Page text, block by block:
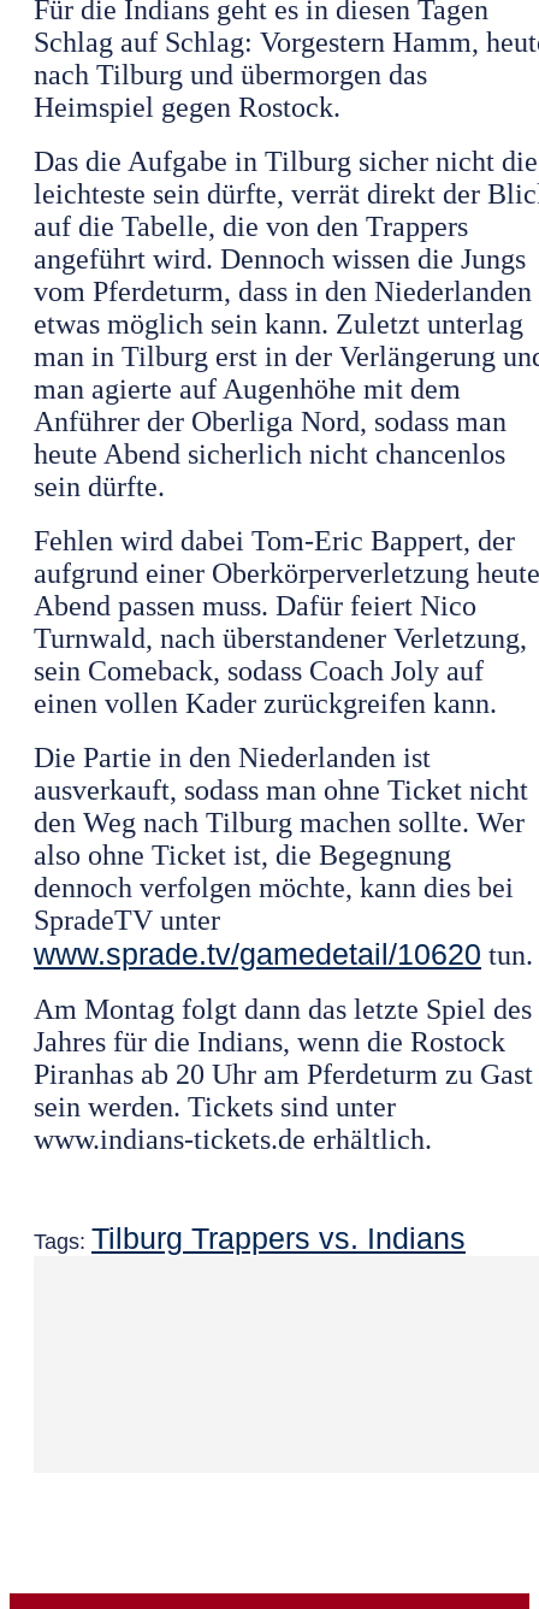
Für die Indians geht es in diesen Tagen
Schlag auf Schlag: Vorgestern Hamm,
nach Tilburg und übermorgen das
Heimspiel gegen Rostock.
Das die Aufgabe in Tilburg sicher nicht die
leichteste sein dürfte, verrät direkt der
auf die Tabelle, die von den Trappers
angeführt wird. Dennoch wissen die Jungs
vom Pferdeturm, dass in den Niederlanden
etwas möglich sein kann. Zuletzt unterlag
man in Tilburg erst in der Verlängerung
man agierte auf Augenhöhe mit dem
Anführer der Oberliga Nord, sodass man
heute Abend sicherlich nicht chancenlos
sein dürfte.
Fehlen wird dabei Tom-Eric Bappert, der
aufgrund einer Oberkörperverletzung heute
Abend passen muss. Dafür feiert Nico
Turnwald, nach überstandener Verletzung,
sein Comeback, sodass Coach Joly auf
einen vollen Kader zurückgreifen kann.
Die Partie in den Niederlanden ist
ausverkauft, sodass man ohne Ticket nicht
den Weg nach Tilburg machen sollte. Wer
also ohne Ticket ist, die Begegnung
dennoch verfolgen möchte, kann dies bei
SpradeTV unter
www.sprade.tv/gamedetail/10620 tun.
Am Montag folgt dann das letzte Spiel des
Jahres für die Indians, wenn die Rostock
Piranhas ab 20 Uhr am Pferdeturm zu Gast
sein werden. Tickets sind unter
www.indians-tickets.de erhältlich.
Tags: Tilburg Trappers vs. Indians